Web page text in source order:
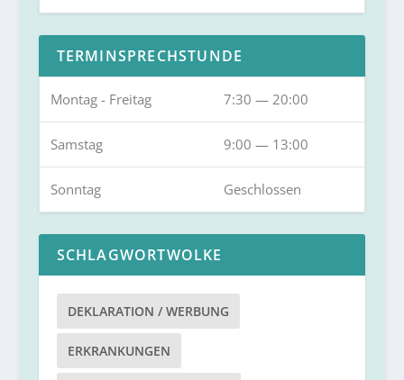
TERMINSPRECHSTUNDE
Montag - Freitag 7:30 — 20:00
Samstag 9:00 — 13:00
Sonntag Geschlossen
SCHLAGWORTWOLKE
DEKLARATION / WERBUNG
ERKRANKUNGEN